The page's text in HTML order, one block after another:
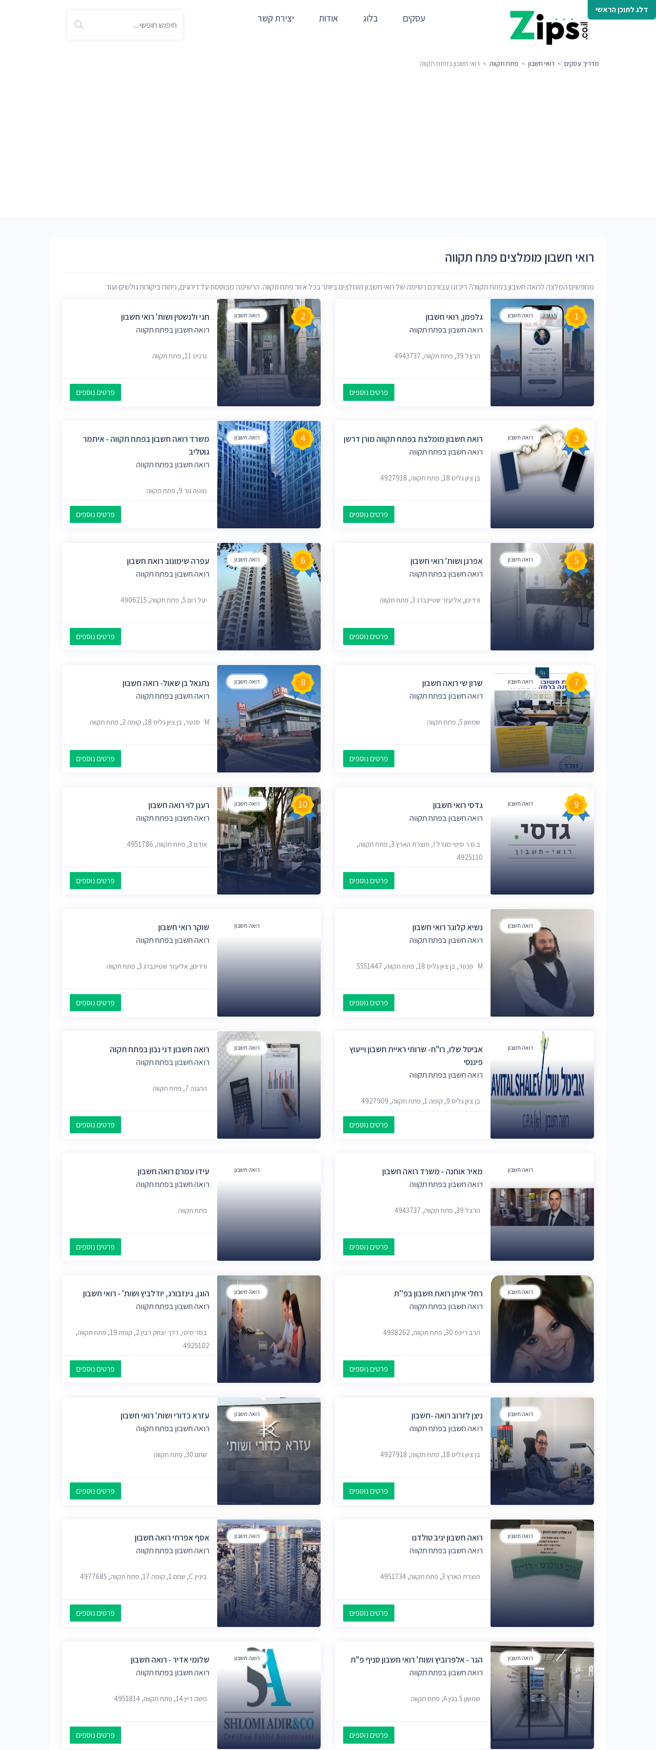
דלג לתוכן הראשי
עסקים בלוג אודות יצירת קשר
מדריך עסקים > רואי חשבון > פתח תקווה > רואי חשבון בפתח תקווה
רואי חשבון מומלצים פתח תקווה
מחפשים המלצה לרואה חשבון בפתח תקווה? ריכזנו עבורכם רשימה של רואי חשבון מומלצים ביותר בכל אזור פתח תקווה. הרשימה מבוססת על דירוגים, ניתוח ביקורות גולשים ועוד.
רואה חשבון 1
גלפמן, רואי חשבון
רואה חשבון בפתח תקווה
הרצל 39, פתח תקווה, 4943737
פרטים נוספים
רואה חשבון 2
חגי ולנשטין ושות' רואי חשבון
רואה חשבון בפתח תקווה
גרניט 11, פתח תקווה
פרטים נוספים
רואה חשבון 3
רואת חשבון מומלצת בפתח תקווה מורן דרשן
רואה חשבון בפתח תקווה
בן ציון גליס 18, פתח תקווה, 4927918
פרטים נוספים
רואה חשבון 4
משרד רואה חשבון בפתח תקווה - איתמר
גוטליב
רואה חשבון בפתח תקווה
מוטה גור 9, פתח תקווה
פרטים נוספים
רואה חשבון 5
אפרגן ושות' רואי חשבון
רואה חשבון בפתח תקווה
ורדינון, אליעזר שטיינברג 3, פתח תקווה
פרטים נוספים
רואה חשבון 6
עפרה שימונוב רואת חשבון
רואה חשבון בפתח תקווה
יעל רום 5, פתח תקווה, 4906215
פרטים נוספים
רואה חשבון 7
שרון שי רואה חשבון
רואה חשבון בפתח תקווה
שמשון 5, פתח תקווה
פרטים נוספים
רואה חשבון 8
נתנאל בן שאול- רואה חשבון
רואה חשבון בפתח תקווה
M סנטר, בן ציון גליס 18, קומה 2, פתח תקווה
פרטים נוספים
רואה חשבון 9
גדסי רואי חשבון
רואה חשבון בפתח תקווה
ב.ס.ר סיטי מגדל I, תוצרת הארץ 3, פתח תקווה,
4925110
פרטים נוספים
רואה חשבון 10
רענן לוי רואה חשבון
רואה חשבון בפתח תקווה
אודם 3, פתח תקווה, 4951786
פרטים נוספים
רואה חשבון
נשיא קלוגר רואי חשבון
רואה חשבון בפתח תקווה
M סנטר, בן ציון גליס 18, פתח תקווה, 5551447
פרטים נוספים
רואה חשבון
שוקר רואי חשבון
רואה חשבון בפתח תקווה
ורדינון, אליעזר שטיינברג 3, פתח תקווה
פרטים נוספים
רואה חשבון
אביטל שלו, רו"ח- שרותי ראיית חשבון וייעוץ
פיננסי
רואה חשבון בפתח תקווה
בן ציון גליס 9, קומה 1, פתח תקווה, 4927909
פרטים נוספים
רואה חשבון
רואה חשבון דני נבון בפתח תקוה
רואה חשבון בפתח תקווה
ההגנה 7, פתח תקווה
פרטים נוספים
רואה חשבון
מאיר אוחנה - משרד רואה חשבון
רואה חשבון בפתח תקווה
הרצל 39, פתח תקווה, 4943737
פרטים נוספים
רואה חשבון
עידו עמרם רואה חשבון
רואה חשבון בפתח תקווה
פתח תקווה
פרטים נוספים
רואה חשבון
רחלי איתן רואת חשבון בפ''ת
רואה חשבון בפתח תקווה
הרב ריינס 30, פתח תקווה, 4938262
פרטים נוספים
רואה חשבון
הוגן, גינזבורג, יודלביץ ושות' - רואי חשבון
רואה חשבון בפתח תקווה
בסר סיטי, דרך יצחק רבין 2, קומה 19, פתח תקווה,
4925102
פרטים נוספים
רואה חשבון
ניצן לזרוב רואה -חשבון
רואה חשבון בפתח תקווה
בן ציון גליס 18, פתח תקווה, 4927918
פרטים נוספים
רואה חשבון
עזרא כדורי ושות' רואי חשבון
רואה חשבון בפתח תקווה
שחם 30, פתח תקווה
פרטים נוספים
רואה חשבון
רואה חשבון יניב טולדנו
רואה חשבון בפתח תקווה
תוצרת הארץ 3, פתח תקווה, 4951734
פרטים נוספים
רואה חשבון
אסף אפרתי רואה חשבון
רואה חשבון בפתח תקווה
ביניין C, שחם 1, קומה 17, פתח תקווה, 4977685
פרטים נוספים
רואה חשבון
הגר - אלפרוביץ ושות' רואי חשבון סניף פ"ת
רואה חשבון בפתח תקווה
שמשון 5 בנין A, פתח תקווה
פרטים נוספים
רואה חשבון
שלומי אדיר - רואה חשבון
רואה חשבון בפתח תקווה
משה דיין 14, פתח תקווה, 4951814
פרטים נוספים